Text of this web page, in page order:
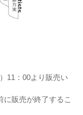
11：00より販売い
販売が終了するこ